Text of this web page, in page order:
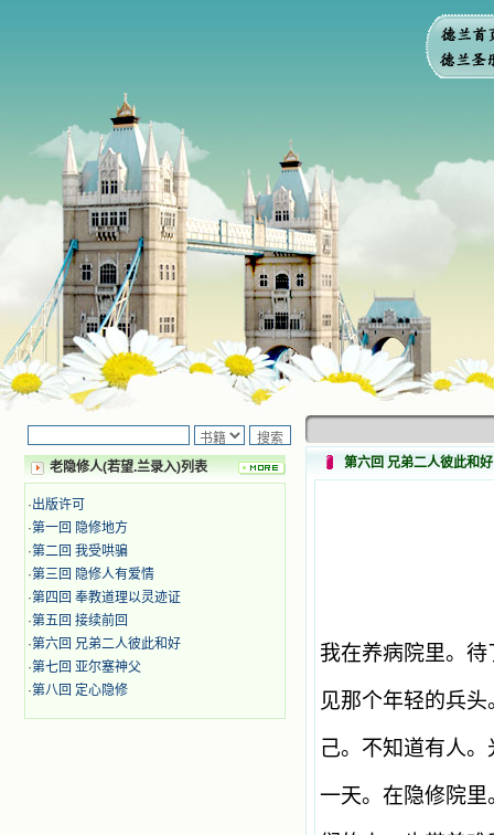
老隐修人(若望.兰录入)列表
·出版许可
·第一回 隐修地方
·第二回 我受哄骗
·第三回 隐修人有爱情
·第四回 奉教道理以灵迹证
·第五回 接续前回
·第六回 兄弟二人彼此和好
·第七回 亚尔塞神父
·第八回 定心隐修
第六回 兄弟二人彼此和好
我在养病院里。
见那个年轻的兵
己。不知道有人
一天。在隐修院